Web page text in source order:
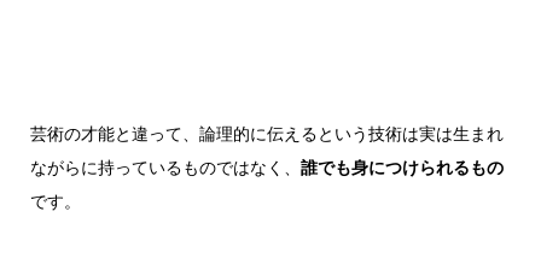
芸術の才能と違って、論理的に伝えるという技術は実は生まれ
ながらに持っているものではなく、 誰でも身につけられるもの
です。